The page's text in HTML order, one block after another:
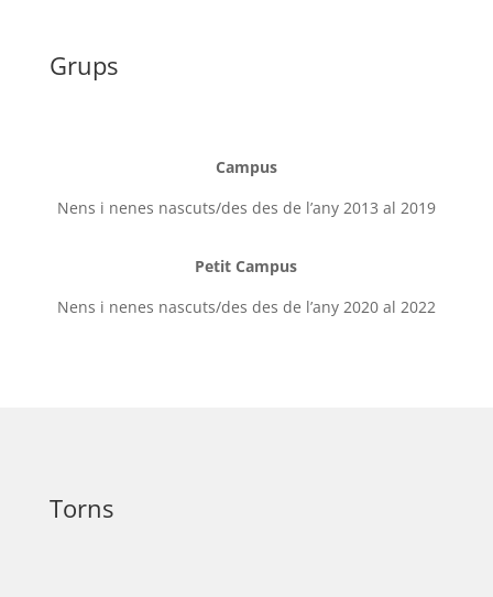
Grups
Campus
Nens i nenes nascuts/des des de l’any 2013 al 2019
Petit Campus
Nens i nenes nascuts/des des de l’any 2020 al 2022
Torns